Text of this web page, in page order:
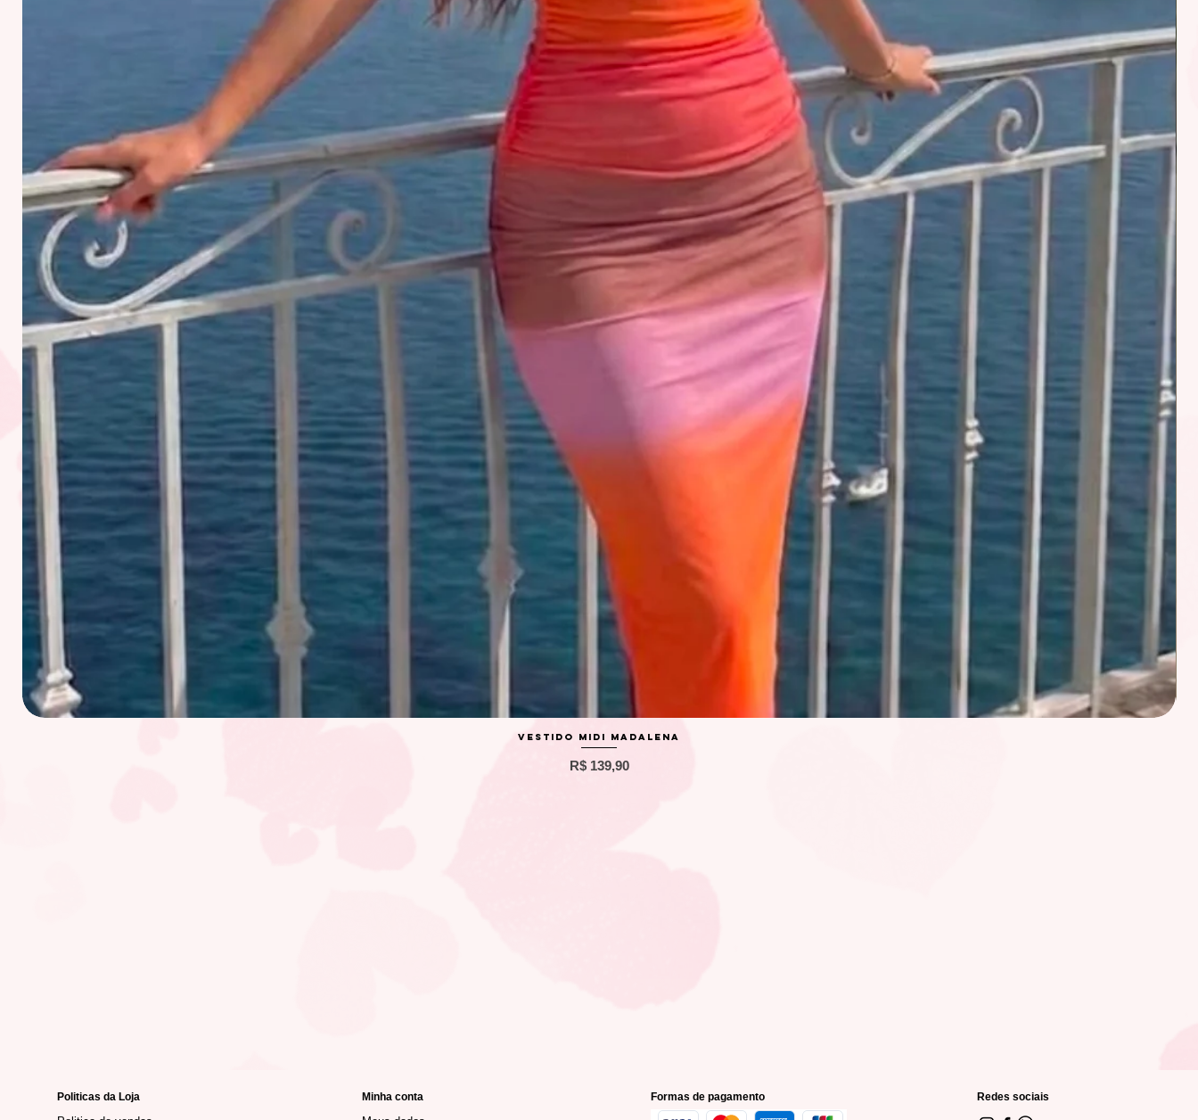
Visualização rápida
Vestido Midi Madalena
Preço
R$ 139,90
Politicas da Loja Minha conta Formas de pagamento Redes sociais